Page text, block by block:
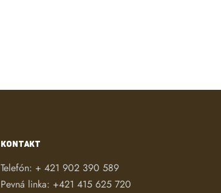
KONTAKT
Telefón: + 421 902 390 589
Pevná linka: +421 415 625 720